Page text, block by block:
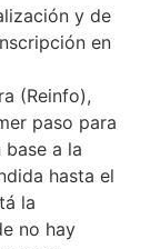
y de
en
(Reinfo),
paso para
a la
hasta el
la
no hay